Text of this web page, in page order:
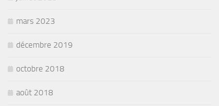
mars 2023
décembre 2019
octobre 2018
août 2018